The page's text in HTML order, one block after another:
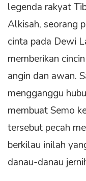
legenda rakyat
Alkisah, seorang
cinta pada Dewi
memberikan
angin dan awan.
mengganggu
membuat Semo
tersebut pecah
berkilau inilah
danau-danau